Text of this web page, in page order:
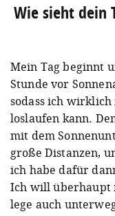
Wie sieht dein
Mein Tag beginnt
Stunde vor
sodass ich
loslaufen kann.
mit dem
große Distanzen,
ich habe dafür
Ich will überhaupt
lege auch